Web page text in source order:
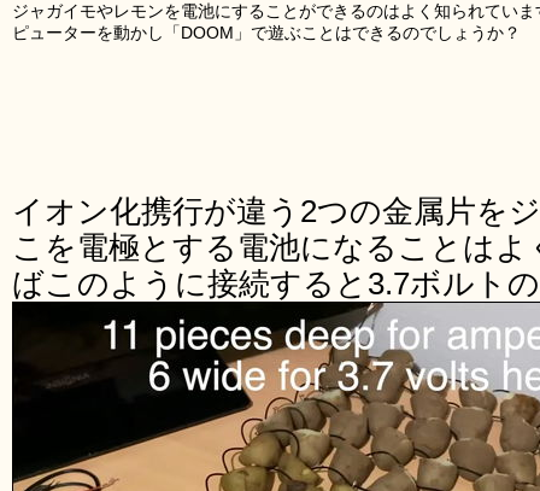
ジャガイモやレモンを電池にすることができるのはよく知られてい
ピューターを動かし「DOOM」で遊ぶことはできるのでしょうか？
イオン化携行が違う2つの金属片を
こを電極とする電池になることは
ばこのように接続すると3.7ボルト